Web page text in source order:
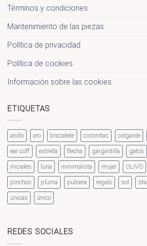
Términos y condiciones
Mantenimiento de las piezas
Política de privacidad
Política de cookies
Información sobre las cookies
ETIQUETAS
anillo aro brazalete circonitas colgante
ear cuff estrella flecha gargantilla gatos
iniciales luna minimalista mujer OLIVO
pinchos pluma pulsera regalo sol
únicas único
REDES SOCIALES